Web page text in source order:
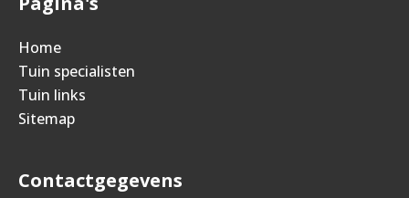
Home
Tuin specialisten
Tuin links
Sitemap
Contactgegevens